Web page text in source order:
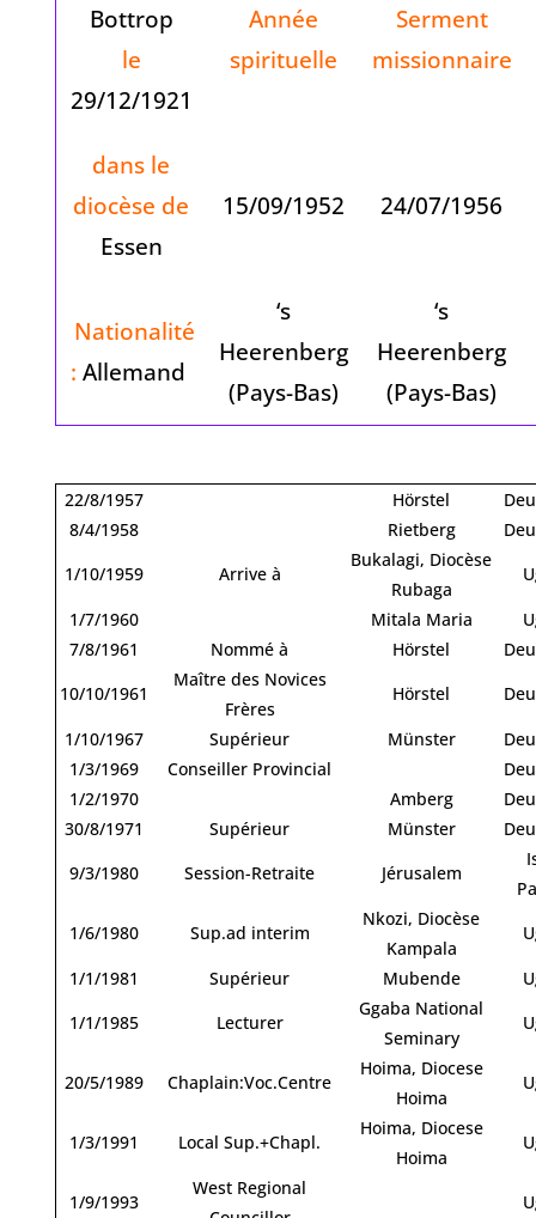
Bottrop
le
29/12/1921
Année
spirituelle
Serment
missionnaire
dans le
diocèse de
Essen
15/09/1952 24/07/1956
Nationalité
: Allemand
‘s
Heerenberg
(Pays-Bas)
‘s
Heerenberg
(Pays-Bas)
22/8/1957 Hörstel
8/4/1958
Rietberg
1/10/1959
Arrive à
Bukalagi, Diocèse
Rubaga
1/7/1960
Mitala Maria
7/8/1961
Nommé à Hörstel
10/10/1961
Maître des Novices
Frères
Hörstel
1/10/1967
Supérieur Münster
1/3/1969
Conseiller Provincial
1/2/1970
Amberg
30/8/1971
Supérieur Münster
9/3/1980
Session-Retraite Jérusalem
1/6/1980
Sup.ad interim
Nkozi, Diocèse
Kampala
1/1/1981
Supérieur Mubende
1/1/1985
Lecturer
Ggaba National
Seminary
20/5/1989 Chaplain:Voc.Centre
Hoima, Diocese
Hoima
1/3/1991 Local Sup.+Chapl.
Hoima, Diocese
Hoima
1/9/1993
West Regional